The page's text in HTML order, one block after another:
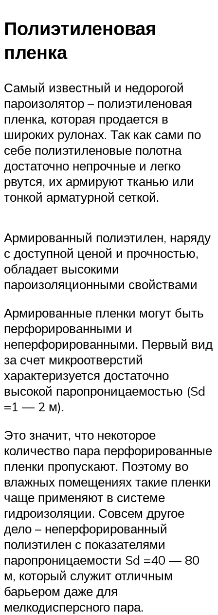
Полиэтиленовая
пленка
Самый известный и недорогой
пароизолятор – полиэтиленовая
пленка, которая продается в
широких рулонах. Так как сами по
себе полиэтиленовые полотна
достаточно непрочные и легко
рвутся, их армируют тканью или
тонкой арматурной сеткой.
Армированный полиэтилен, наряду
с доступной ценой и прочностью,
обладает высокими
пароизоляционными свойствами
Армированные пленки могут быть
перфорированными и
неперфорированными. Первый вид
за счет микроотверстий
характеризуется достаточно
высокой паропроницаемостью (Sd
=1 — 2 м).
Это значит, что некоторое
количество пара перфорированные
пленки пропускают. Поэтому во
влажных помещениях такие пленки
чаще применяют в системе
гидроизоляции. Совсем другое
дело – неперфорированный
полиэтилен с показателями
паропроницаемости Sd =40 — 80
м, который служит отличным
барьером даже для
мелкодисперсного пара.